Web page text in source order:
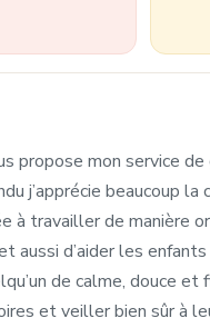
propose mon service de
j’apprécie beaucoup la
à travailler de manière
aussi d’aider les
de calme, douce et
et veiller bien sûr à